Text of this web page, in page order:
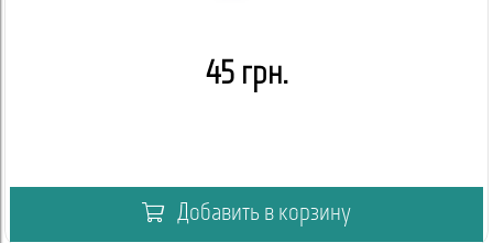
45 грн.
Добавить в корзину